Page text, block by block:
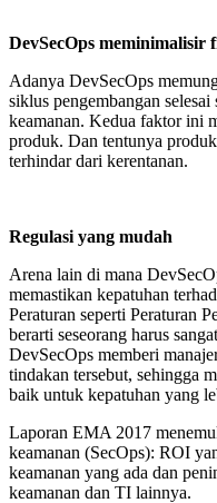
DevSecOps meminimalisir
Adanya DevSecOps
siklus pengembangan
keamanan. Kedua faktor ini
produk. Dan tentunya
terhindar dari kerentanan.
Regulasi yang mudah
Arena lain di mana
memastikan kepatuhan
Peraturan seperti Peraturan
berarti seseorang harus
DevSecOps memberi
tindakan tersebut, sehingga
baik untuk kepatuhan yang
Laporan EMA 2017
keamanan (SecOps): ROI
keamanan yang ada dan
keamanan dan TI lainnya.